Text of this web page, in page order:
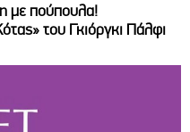
με πούπουλα!
του Γκιόργκι Πάλφι